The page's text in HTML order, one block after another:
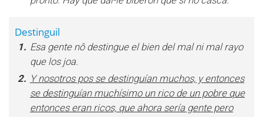
Destinguil
1. Esa gente nô destingue el bien del mal ni mal rayo
que los joa.
2. Y nosotros pos se destinguían muchos, y entonces
se destinguían muchísimo un rico de un pobre que
entonces eran ricos, que ahora sería gente pero